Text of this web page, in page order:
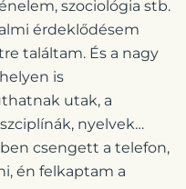
szociológia stb.
érdeklődésem
találtam. És a nagy
is
utak, a
nyelvek…
csengett a telefon,
én felkaptam a